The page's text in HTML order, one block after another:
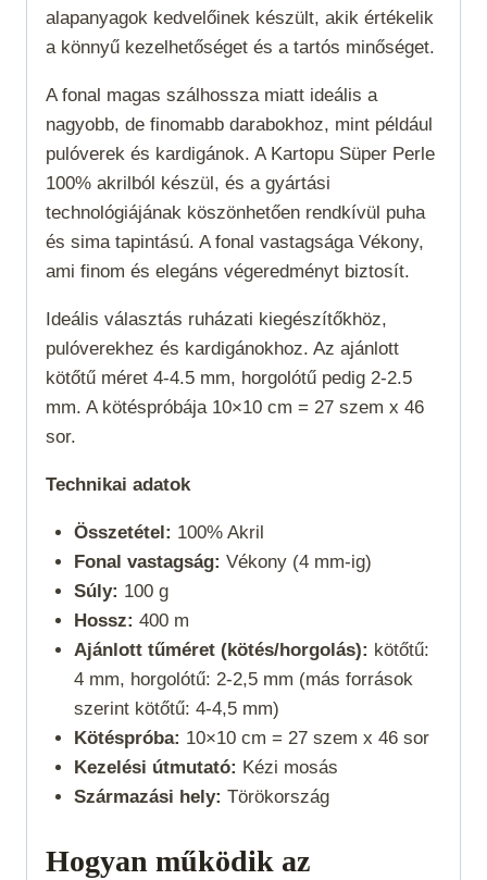
alapanyagok kedvelőinek készült, akik értékelik
a könnyű kezelhetőséget és a tartós minőséget.
A fonal magas szálhossza miatt ideális a
nagyobb, de finomabb darabokhoz, mint például
pulóverek és kardigánok. A Kartopu Süper Perle
100% akrilból készül, és a gyártási
technológiájának köszönhetően rendkívül puha
és sima tapintású. A fonal vastagsága Vékony,
ami finom és elegáns végeredményt biztosít.
Ideális választás ruházati kiegészítőkhöz,
pulóverekhez és kardigánokhoz. Az ajánlott
kötőtű méret 4-4.5 mm, horgolótű pedig 2-2.5
mm. A kötéspróbája 10×10 cm = 27 szem x 46
sor.
Technikai adatok
Összetétel: 100% Akril
Fonal vastagság: Vékony (4 mm-ig)
Súly: 100 g
Hossz: 400 m
Ajánlott tűméret (kötés/horgolás): kötőtű:
4 mm, horgolótű: 2-2,5 mm (más források
szerint kötőtű: 4-4,5 mm)
Kötéspróba: 10×10 cm = 27 szem x 46 sor
Kezelési útmutató: Kézi mosás
Származási hely: Törökország
Hogyan működik az